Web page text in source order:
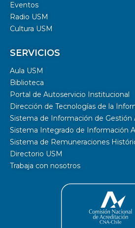
Eventos
Radio USM
Cultura USM
SERVICIOS
Aula USM
Biblioteca
Portal de Autoservicio Institucional
Dirección de Tecnologías de la
Sistema de Información de Gestión
Sistema Integrado de Información
Sistema de Remuneraciones
Directorio USM
Trabaja con nosotros